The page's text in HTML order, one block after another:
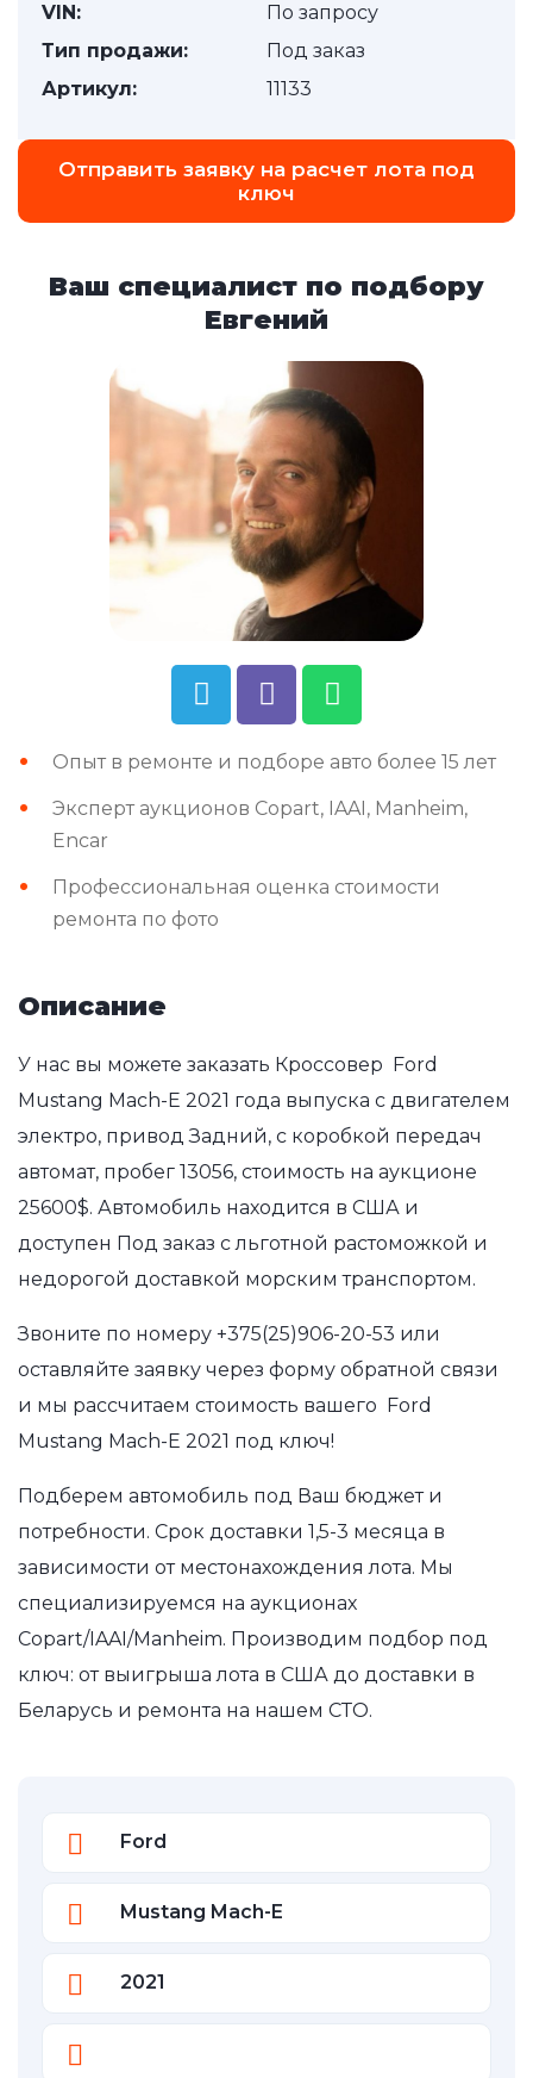
VIN:
По запросу
Тип продажи:
Под заказ
Артикул:
11133
Отправить заявку на расчет лота под
ключ
Ваш специалист по подбору
Евгений
Опыт в ремонте и подборе авто более 15 лет
Эксперт аукционов Copart, IAAI, Manheim,
Encar
Профессиональная оценка стоимости
ремонта по фото
Описание
У нас вы можете заказать Кроссовер Ford
Mustang Mach-E 2021 года выпуска с двигателем
электро, привод Задний, с коробкой передач
автомат, пробег 13056, стоимость на аукционе
25600$. Автомобиль находится в США и
доступен Под заказ с льготной растоможкой и
недорогой доставкой морским транспортом.
Звоните по номеру +375(25)906-20-53 или
оставляйте заявку через форму обратной связи
и мы рассчитаем стоимость вашего Ford
Mustang Mach-E 2021 под ключ!
Подберем автомобиль под Ваш бюджет и
потребности. Срок доставки 1,5-3 месяца в
зависимости от местонахождения лота. Мы
специализируемся на аукционах
Copart/IAAI/Manheim. Производим подбор под
ключ: от выигрыша лота в США до доставки в
Беларусь и ремонта на нашем СТО.
Ford
Mustang Mach-E
2021